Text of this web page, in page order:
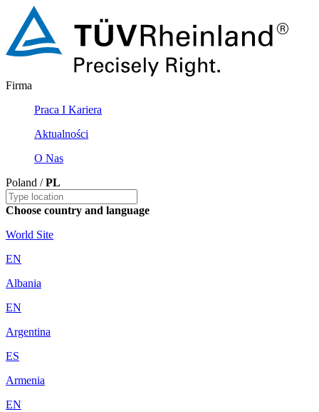
Firma
Praca I Kariera
Aktualności
O Nas
Poland /PL
Choose country and language
World Site
EN
Albania
EN
Argentina
ES
Armenia
EN